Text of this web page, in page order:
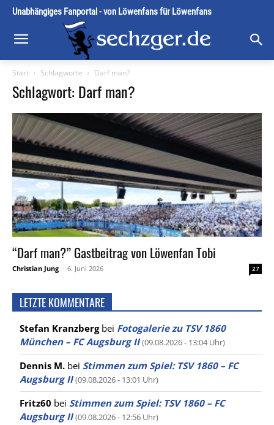
Unabhängiges Fanportal - von Löwenfans für Löwenfans
Start Schlagworte Darf man?
Schlagwort: Darf man?
“Darf man?” Gastbeitrag von Löwenfan Tobi
Christian Jung - 6. Juni 2026 27
LETZTE KOMMENTARE
Stefan Kranzbergbei Fotogalerie zu TSV 1860
München – FC Augsburg II (09.08.2026 - 13:04 Uhr)
Dennis M. bei Stimmen zum Spiel: TSV 1860 – FC
Augsburg II (09.08.2026 - 13:01 Uhr)
Fritz60 bei Stimmen zum Spiel: TSV 1860 – FC
Augsburg II (09.08.2026 - 12:56 Uhr)